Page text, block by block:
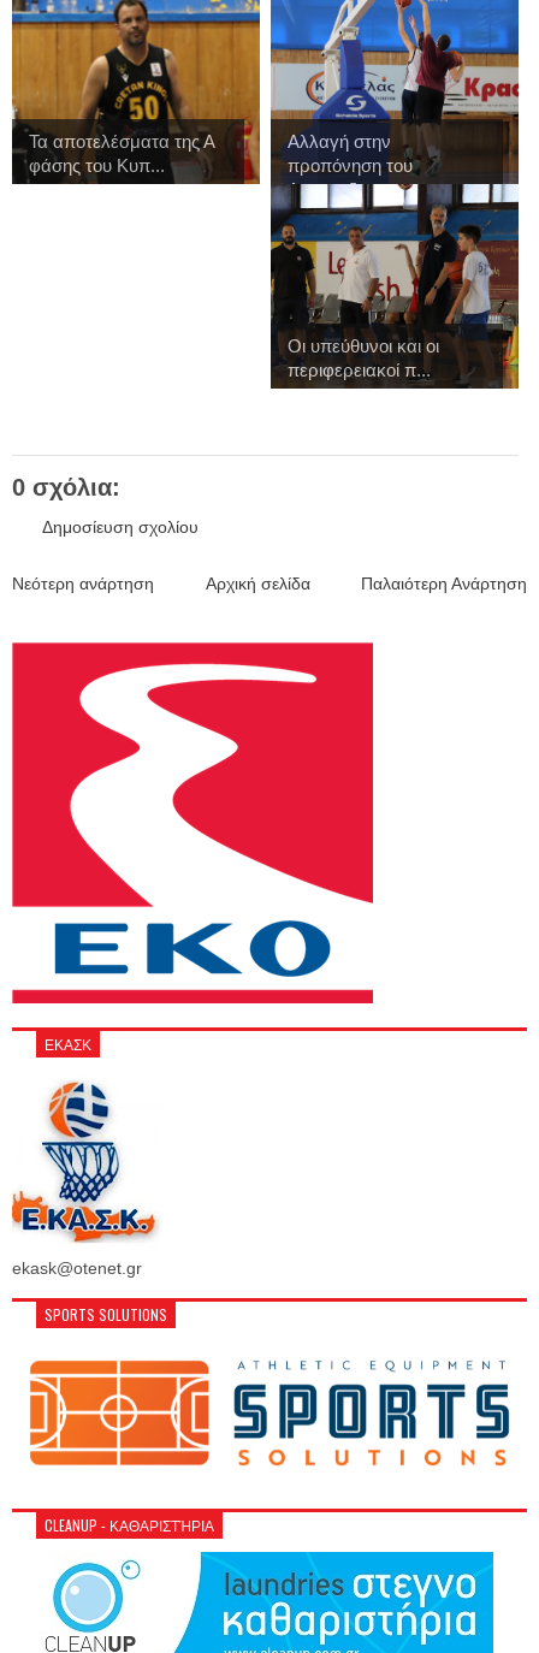
Τα αποτελέσματα της Α
φάσης του Κυπ...
Αλλαγή στην
προπόνηση του
Αναπτυξια...
Οι υπεύθυνοι και οι
περιφερειακοί π...
0 σχόλια:
Δημοσίευση σχολίου
Νεότερη ανάρτηση Παλαιότερη Ανάρτηση
Αρχική σελίδα
ΕΚΑΣΚ
ekask@otenet.gr
SPORTS SOLUTIONS
CLEANUP - ΚΑΘΑΡΙΣΤΉΡΙΑ